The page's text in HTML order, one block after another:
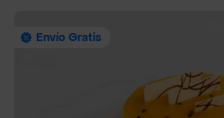
Envío Gratis